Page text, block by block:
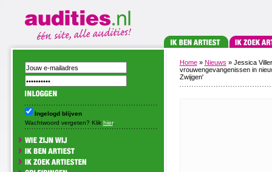
Ingelogd blijven
Wachtwoord vergeten? Klik hier.
Home » Nieuws » Jessica
vrouwengevangenissen in
Zwijgen'